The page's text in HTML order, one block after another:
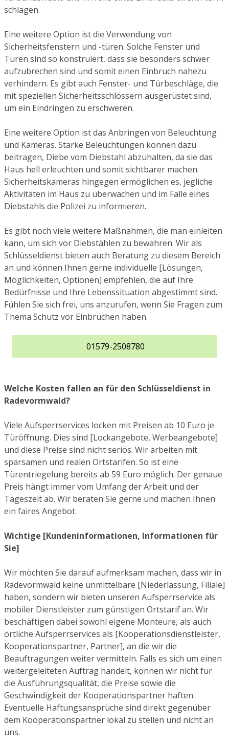
schlagen.
Eine weitere Option ist die Verwendung von
Sicherheitsfenstern und -türen. Solche Fenster und
Türen sind so konstruiert, dass sie besonders schwer
aufzubrechen sind und somit einen Einbruch nahezu
verhindern. Es gibt auch Fenster- und Türbeschläge, die
mit speziellen Sicherheitsschlössern ausgerüstet sind,
um ein Eindringen zu erschweren.
Eine weitere Option ist das Anbringen von Beleuchtung
und Kameras. Starke Beleuchtungen können dazu
beitragen, Diebe vom Diebstahl abzuhalten, da sie das
Haus hell erleuchten und somit sichtbarer machen.
Sicherheitskameras hingegen ermöglichen es, jegliche
Aktivitäten im Haus zu überwachen und im Falle eines
Diebstahls die Polizei zu informieren.
Es gibt noch viele weitere Maßnahmen, die man einleiten
kann, um sich vor Diebstählen zu bewahren. Wir als
Schlüsseldienst bieten auch Beratung zu diesem Bereich
an und können Ihnen gerne individuelle [Lösungen,
Möglichkeiten, Optionen] empfehlen, die auf Ihre
Bedürfnisse und Ihre Lebenssituation abgestimmt sind.
Fühlen Sie sich frei, uns anzurufen, wenn Sie Fragen zum
Thema Schutz vor Einbrüchen haben.
01579-2508780
Welche Kosten fallen an für den Schlüsseldienst in
Radevormwald?
Viele Aufsperrservices locken mit Preisen ab 10 Euro je
Türöffnung. Dies sind [Lockangebote, Werbeangebote]
und diese Preise sind nicht seriös. Wir arbeiten mit
sparsamen und realen Ortstarifen. So ist eine
Türentriegelung bereits ab 59 Euro möglich. Der genaue
Preis hängt immer vom Umfang der Arbeit und der
Tageszeit ab. Wir beraten Sie gerne und machen Ihnen
ein faires Angebot.
Wichtige [Kundeninformationen, Informationen für
Sie]
Wir möchten Sie darauf aufmerksam machen, dass wir in
Radevormwald keine unmittelbare [Niederlassung, Filiale]
haben, sondern wir bieten unseren Aufsperrservice als
mobiler Dienstleister zum günstigen Ortstarif an. Wir
beschäftigen dabei sowohl eigene Monteure, als auch
örtliche Aufsperrservices als [Kooperationsdienstleister,
Kooperationspartner, Partner], an die wir die
Beauftragungen weiter vermitteln. Falls es sich um einen
weitergeleiteten Auftrag handelt, können wir nicht für
die Ausführungsqualität, die Preise sowie die
Geschwindigkeit der Kooperationspartner haften.
Eventuelle Haftungsansprüche sind direkt gegenüber
dem Kooperationspartner lokal zu stellen und nicht an
uns.